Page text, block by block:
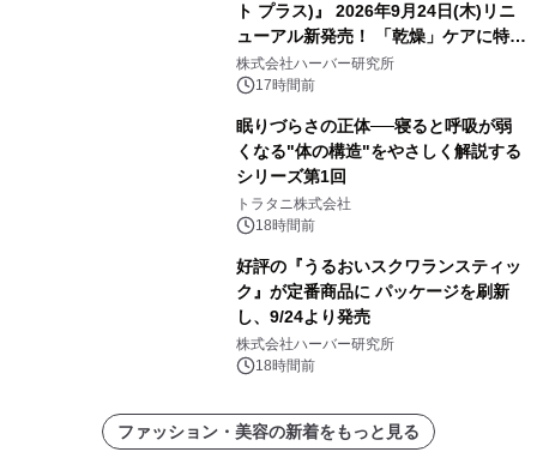
ト プラス)』 2026年9月24日(木)リニ
ューアル新発売！ 「乾燥」ケアに特化
し、ライン使いで潤いに満ちた肌へ
株式会社ハーバー研究所
17時間前
眠りづらさの正体──寝ると呼吸が弱
くなる"体の構造"をやさしく解説する
シリーズ第1回
トラタニ株式会社
18時間前
好評の『うるおいスクワランスティッ
ク』が定番商品に パッケージを刷新
し、9/24より発売
株式会社ハーバー研究所
18時間前
ファッション・美容の新着をもっと見る